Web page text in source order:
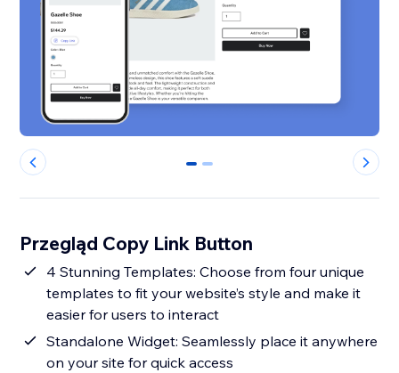
0 1
Przegląd Copy Link Button
4 Stunning Templates: Choose from four unique
templates to fit your website’s style and make it
easier for users to interact
Standalone Widget: Seamlessly place it anywhere
on your site for quick access